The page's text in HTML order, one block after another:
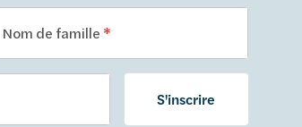
Nom de famille
S'inscrire